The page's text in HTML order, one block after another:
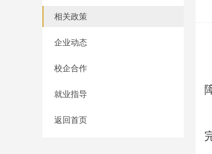
相关政策
企业动态
校企合作
就业指导
返回首页